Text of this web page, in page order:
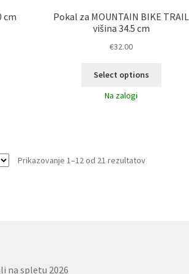
cm
Pokal za MOUNTAIN BIKE TRAIL
višina 34.5 cm
€32.00
Select options
Na zalogi
Prikazovanje 1–12 od 21 rezultatovRazvrščeno
na spletu 2026